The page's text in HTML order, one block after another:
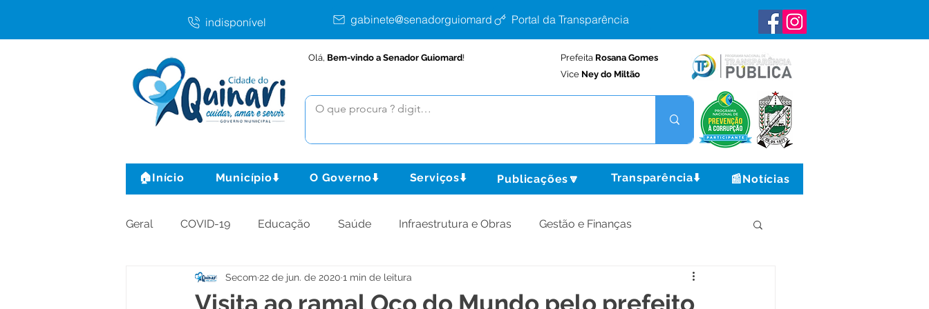
indisponível gabinete@senadorguiomard.ac.gov.brPortal da Transparência
Olá, Bem-vindo a Senador Guiomard! Prefeita Rosana Gomes
Vice Ney do Miltão
🏠Início Município⬇️ O Governo⬇️ Serviços⬇️ Publicações🔽 Transparência⬇️ 📰Notícias
Geral COVID-19 Educação Saúde Infraestrutura e Obras Gestão e Finanças
Agricultura e Produção Comunidade Assistência Social Institucional e Governo
Visita ao ramal Oco do Mundo pelo prefeito
Secom 22 de jun. de 2020 1 min de leitura